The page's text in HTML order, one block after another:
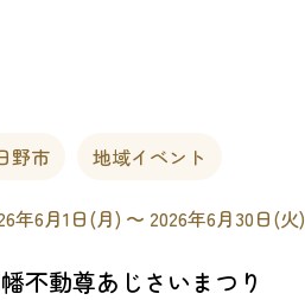
野市 地域イベント
年6月1日(月) 〜 2026年6月30日(火)
不動尊あじさいまつり